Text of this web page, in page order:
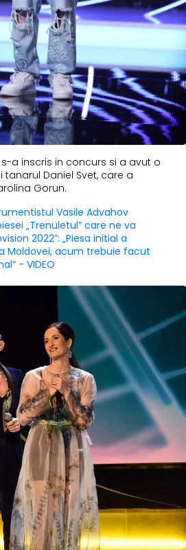
a inscris in concurs si a avut o
Daniel Svet, care a
Gorun.
Vasile Advahov
„Trenuletul” care ne va
2022”: „Piesa initial a
Moldovei, acum trebuie facut
- VIDEO